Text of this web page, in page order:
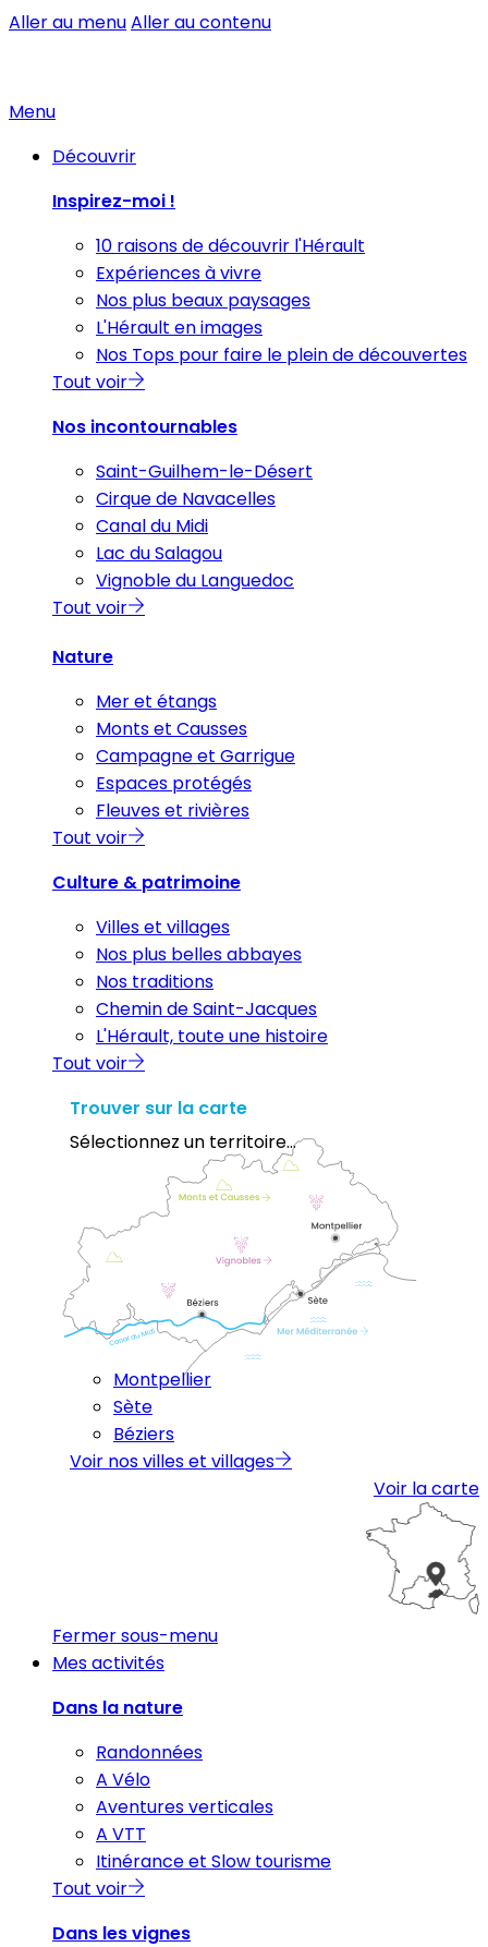
Aller au menuAller au contenu
Menu
Découvrir
Inspirez-moi !
10 raisons de découvrir l'Hérault
Expériences à vivre
Nos plus beaux paysages
L'Hérault en images
Nos Tops pour faire le plein de découvertes
Tout voir
Nos incontournables
Saint-Guilhem-le-Désert
Cirque de Navacelles
Canal du Midi
Lac du Salagou
Vignoble du Languedoc
Tout voir
Nature
Mer et étangs
Monts et Causses
Campagne et Garrigue
Espaces protégés
Fleuves et rivières
Tout voir
Culture & patrimoine
Villes et villages
Nos plus belles abbayes
Nos traditions
Chemin de Saint-Jacques
L'Hérault, toute une histoire
Tout voir
Trouver sur la carte
Sélectionnez un territoire...
Montpellier
Sète
Béziers
Voir nos villes et villages
Voir la carte
Fermer sous-menu
Mes activités
Dans la nature
Randonnées
A Vélo
Aventures verticales
A VTT
Itinérance et Slow tourisme
Tout voir
Dans les vignes